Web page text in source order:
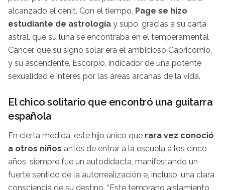
alcanzado el cénit. Con el tiempo, Page se hizo
estudiante de astrología y supo, gracias a su carta
astral, que su luna se encontraba en el temperamental
Cáncer, que su signo solar era el ambicioso Capricornio,
y su ascendente, Escorpio, indicador de una potente
sexualidad e interés por las áreas arcanas de la vida.
El chico solitario que encontró una guitarra
española
En cierta medida, este hijo único que rara vez conoció
a otros niños antes de entrar a la escuela a los cinco
años, siempre fue un autodidacta, manifestando un
fuerte sentido de la autorrealización e, incluso, una clara
consciencia de su destino. “Este temprano aislamiento